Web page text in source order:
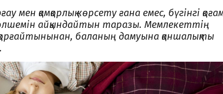
мен қамқорлық көрсету ғана емес, бүгінгі
айқындайтын таразы. Мемлекеттің
қорғайтынынан, баланың дамуына қаншалықты